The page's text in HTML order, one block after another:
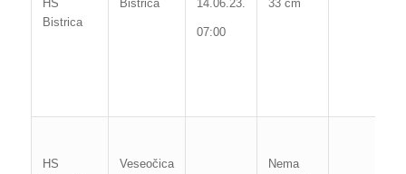
HS
Bistrica
Bistrica 14.06.23.
07:00
33 cm
HS
Veseočica
Nema